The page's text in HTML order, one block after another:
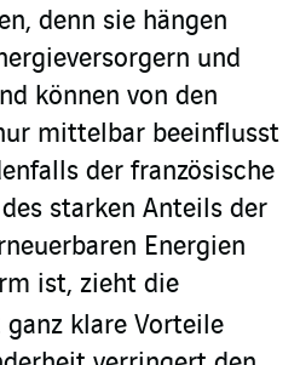
denn sie hängen
und
können von den
mittelbar beeinflusst
der französische
starken Anteils der
Energien
ist, zieht die
ganz klare Vorteile